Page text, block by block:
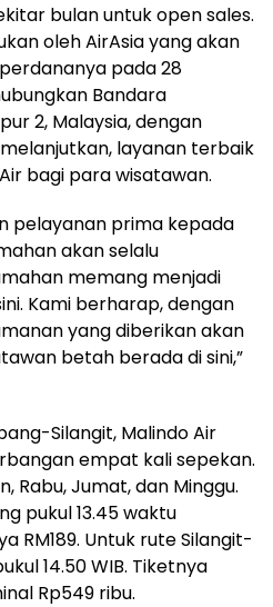
bulan untuk open sales.
oleh AirAsia yang akan
pada 28
Bandara
2, Malaysia, dengan
layanan terbaik
bagi para wisatawan.
pelayanan prima kepada
akan selalu
memang menjadi
Kami berharap, dengan
yang diberikan akan
betah berada di sini,”
Silangit, Malindo Air
empat kali sepekan.
Rabu, Jumat, dan Minggu.
pukul 13.45 waktu
RM189. Untuk rute Silangit-
14.50 WIB. Tiketnya
Rp549 ribu.